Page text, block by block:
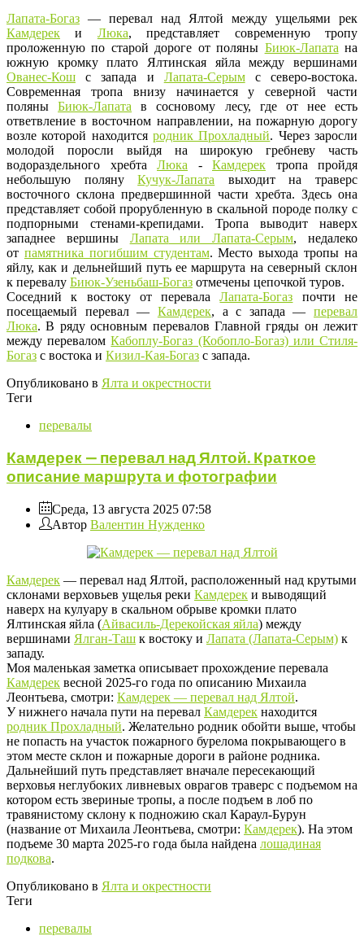
Лапата-Богаз — перевал над Ялтой между ущельями рек
Камдерек и Люка, представляет современную тропу
проложенную по старой дороге от поляны Биюк-Лапата на
южную кромку плато Ялтинская яйла между вершинами
Ованес-Кош с запада и Лапата-Серымс северо-востока.
Современная тропа внизу начинается у северной части
поляныБиюк-Лапата в сосновому лесу, где от нее есть
ответвление в восточном направлении, на пожарную дорогу
возле которой находится родник Прохладный. Через заросли
молодой поросли выйдя на широкую гребневу часть
водораздельного хребта Люка - Камдерек тропа пройдя
небольшую полянуКучук-Лапата выходит на траверс
восточного склона предвершинной части хребта. Здесь она
представляет собой прорубленную в скальной породе полку с
подпорными стенами-крепидами. Тропа выводит наверх
западнее вершины Лапата или Лапата-Серым, недалеко
от памятника погибшим студентам. Место выхода тропы на
яйлу, как и дельнейший путь ее маршрута на северный склон
к перевалу Биюк-Узеньбаш-Богаз отмечены цепочкой туров.
Соседний к востоку от перевалаЛапата-Богаз почти не
посещаемый перевал — Камдерек, а с запада — перевал
Люка. В ряду основным перевалов Главной гряды он лежит
между переваломКабоплу-Богаз (Кобопло-Богаз) или Стиля-
Богаз с востока и Кизил-Кая-Богаз с запада.
Опубликовано в Ялта и окрестности
Теги
перевалы
Камдерек — перевал над Ялтой. Краткое
описание маршрута и фотографии
Среда, 13 августа 2025 07:58
Автор Валентин Нужденко
Камдерек — перевал над Ялтой, расположенный над крутыми
склонами верховьев ущелья реки Камдерек и выводящий
наверх на кулуару в скальном обрыве кромки плато
Ялтинская яйла (Айвасиль-Дерекойская яйла) между
вершинами Ялган-Таш к востоку и Лапата (Лапата-Серым) к
западу.
Моя маленькая заметка описывает прохождение перевала
Камдерек весной 2025-го года по описанию Михаила
Леонтьева, смотри: Камдерек — перевал над Ялтой.
У нижнего начала пути на перевал Камдерек находится
родник Прохладный. Желательно родник обойти выше, чтобы
не попасть на участок пожарного бурелома покрывающего в
этом месте склон и пожарные дороги в районе родника.
Дальнейший путь представляет вначале пересекающий
верховья неглубоких ливневых оврагов траверс с подъемом на
котором есть звериные тропы, а после подъем в лоб по
травянистому склону к подножию скал Караул-Бурун
(название от Михаила Леонтьева, смотри: Камдерек). На этом
подъеме 30 марта 2025-го года была найдена лошадиная
подкова.
Опубликовано в Ялта и окрестности
Теги
перевалы